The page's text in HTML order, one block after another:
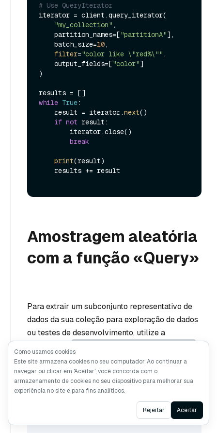
# Use QueryIterator
iterator = client.query_iterator(
"my_collection" ,
    partition_names=[
"partitionA"],
    batch_size=
10,
filter="color like \"red%\"" ,
    output_fields=[
"color"]
)
while True:
    result = iterator.
next()
if not result:
break
print(result)
Amostragem aleatória
com a função «Query»
Para extrair um subconjunto representativo de
dados da sua coleção para exploração de dados
ou testes de desenvolvimento, utilize a
expressão «
», em que « sampling_factor » é um valor
flutuante entre 0 e 1 que representa a
percentagem de dados a amostrar.
Ask AI
Como usamos cookies
Este site armazena cookies no seu computador. Ao continuar a
navegar ou clicar em 'Aceitar', você concorda com o
armazenamento de cookies no seu dispositivo para melhorar sua
experiência no site e para fins analíticos.
Rejeitar Aceitar